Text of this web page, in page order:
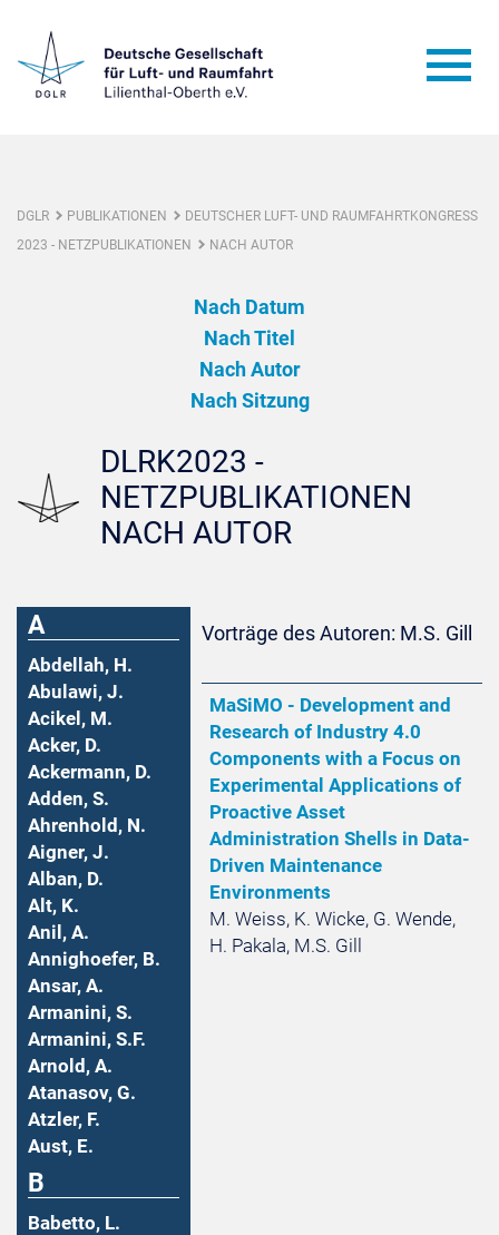
DGLR PUBLIKATIONEN
DEUTSCHER LUFT- UND RAUMFAHRTKONGRESS
2023 - NETZPUBLIKATIONEN
NACH AUTOR
Nach Datum
Nach Titel
Nach Autor
Nach Sitzung
DLRK2023 -
NETZPUBLIKATIONEN
NACH AUTOR
A
Abdellah, H.
Abulawi, J.
Acikel, M.
Acker, D.
Ackermann, D.
Adden, S.
Ahrenhold, N.
Aigner, J.
Alban, D.
Alt, K.
Anil, A.
Annighoefer, B.
Ansar, A.
Armanini, S.
Armanini, S.F.
Arnold, A.
Atanasov, G.
Atzler, F.
Aust, E.
B
Babetto, L.
Vorträge des Autoren: M.S. Gill
MaSiMO - Development and
Research of Industry 4.0
Components with a Focus on
Experimental Applications of
Proactive Asset
Administration Shells in Data-
Driven Maintenance
Environments
M. Weiss, K. Wicke, G. Wende,
H. Pakala, M.S. Gill